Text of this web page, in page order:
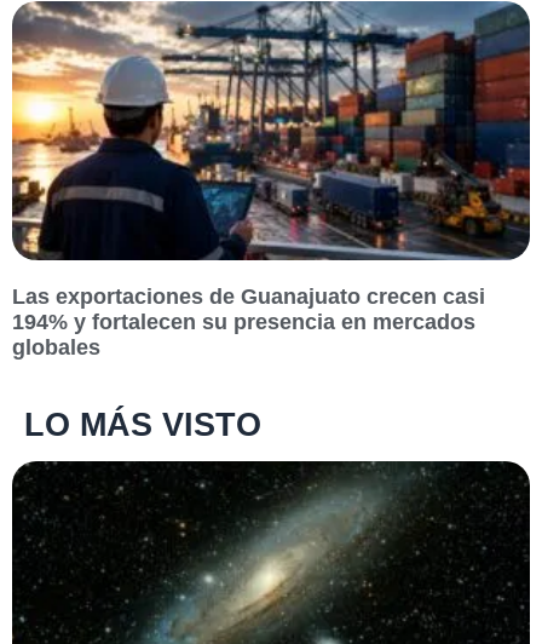
Las exportaciones de Guanajuato crecen casi
194% y fortalecen su presencia en mercados
globales
LO MÁS VISTO